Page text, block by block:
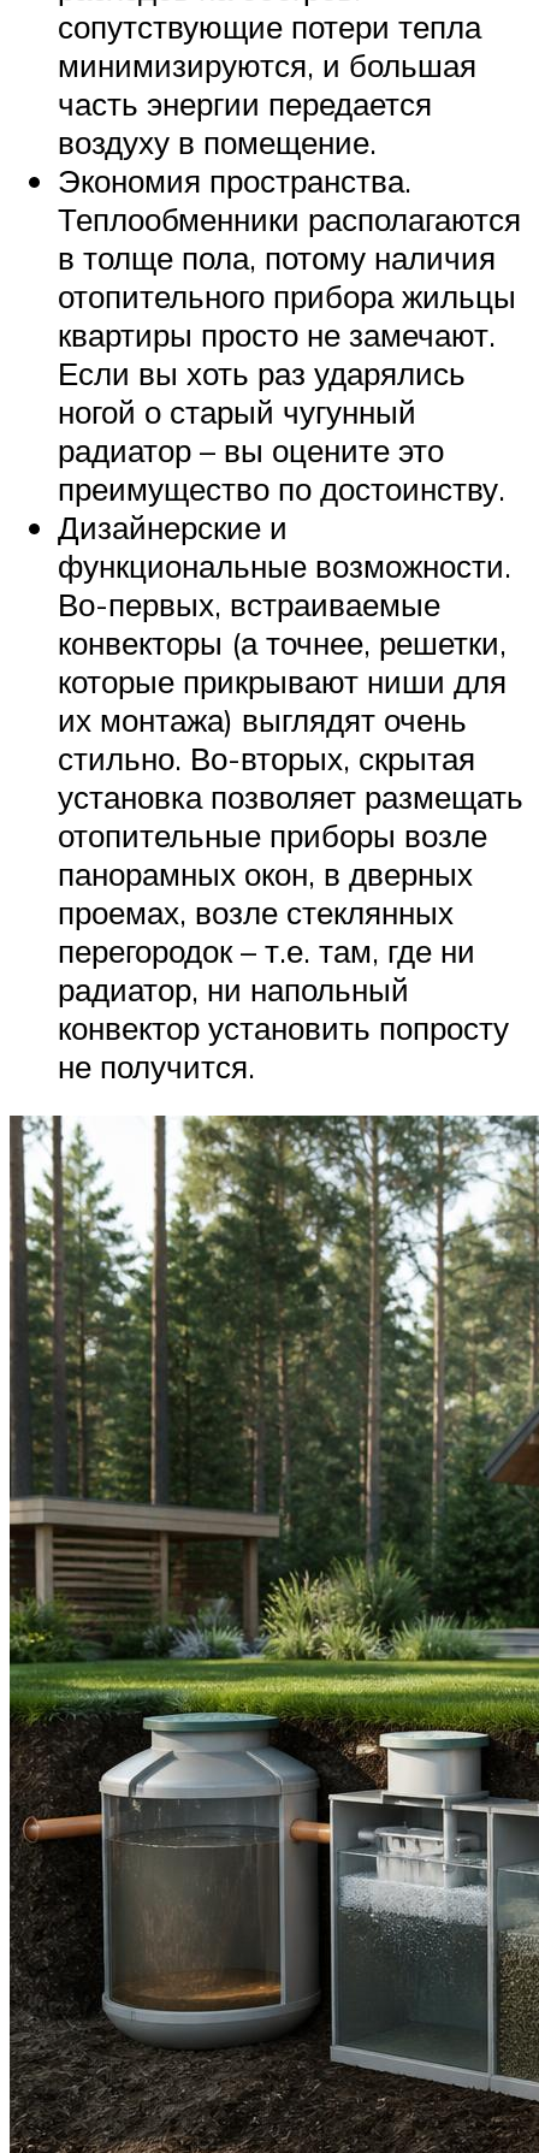
сопутствующие потери тепла
минимизируются, и большая
часть энергии передается
воздуху в помещение.
Экономия пространства.
Теплообменники располагаются
в толще пола, потому наличия
отопительного прибора жильцы
квартиры просто не замечают.
Если вы хоть раз ударялись
ногой о старый чугунный
радиатор – вы оцените это
преимущество по достоинству.
Дизайнерские и
функциональные возможности.
Во-первых, встраиваемые
конвекторы (а точнее, решетки,
которые прикрывают ниши для
их монтажа) выглядят очень
стильно. Во-вторых, скрытая
установка позволяет размещать
отопительные приборы возле
панорамных окон, в дверных
проемах, возле стеклянных
перегородок – т.е. там, где ни
радиатор, ни напольный
конвектор установить попросту
не получится.